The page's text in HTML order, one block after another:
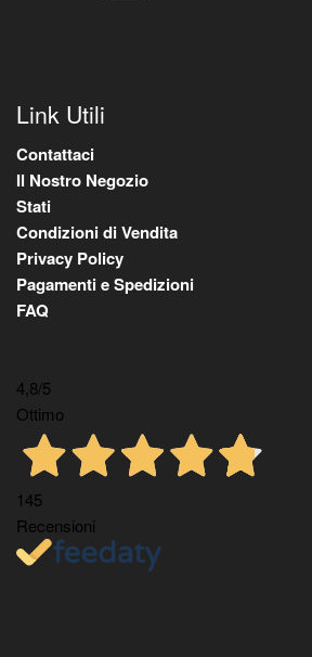
Link Utili
Contattaci
Il Nostro Negozio
Stati
Condizioni di Vendita
Privacy Policy
Pagamenti e Spedizioni
FAQ
4,8/5
Ottimo
145
Recensioni